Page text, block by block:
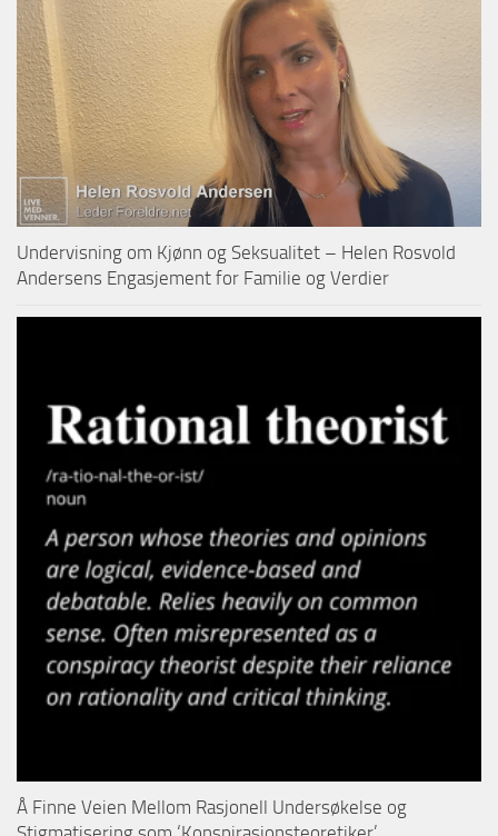
Undervisning om Kjønn og Seksualitet – Helen Rosvold
Andersens Engasjement for Familie og Verdier
Å Finne Veien Mellom Rasjonell Undersøkelse og